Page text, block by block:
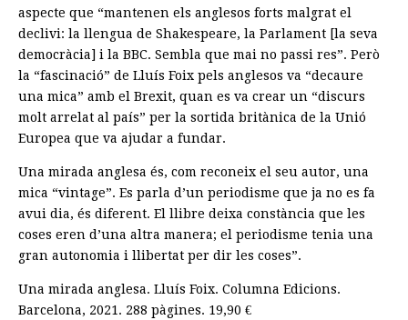
aspecte que “mantenen els anglesos forts malgrat el
declivi: la llengua de Shakespeare, la Parlament [la seva
democràcia] i la BBC. Sembla que mai no passi res”. Però
la “fascinació” de Lluís Foix pels anglesos va “decaure
una mica” amb el Brexit, quan es va crear un “discurs
molt arrelat al país” per la sortida britànica de la Unió
Europea que va ajudar a fundar.
Una mirada anglesa és, com reconeix el seu autor, una
mica “vintage”. Es parla d’un periodisme que ja no es fa
avui dia, és diferent. El llibre deixa constància que les
coses eren d’una altra manera; el periodisme tenia una
gran autonomia i llibertat per dir les coses”.
Una mirada anglesa. Lluís Foix. Columna Edicions.
Barcelona, 2021. 288 pàgines. 19,90 €